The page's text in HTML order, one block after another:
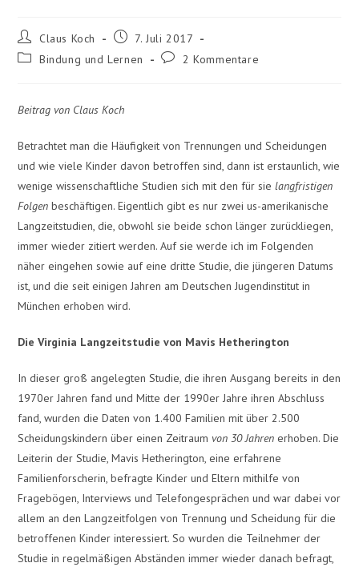
Claus Koch
7. Juli 2017
Bindung und Lernen
2 Kommentare
Beitrag von Claus Koch
Betrachtet man die Häufigkeit von Trennungen und Scheidungen
und wie viele Kinder davon betroffen sind, dann ist erstaunlich, wie
wenige wissenschaftliche Studien sich mit den für sielangfristigen
Folgen beschäftigen. Eigentlich gibt es nur zwei us-amerikanische
Langzeitstudien, die, obwohl sie beide schon länger zurückliegen,
immer wieder zitiert werden. Auf sie werde ich im Folgenden
näher eingehen sowie auf eine dritte Studie, die jüngeren Datums
ist, und die seit einigen Jahren am Deutschen Jugendinstitut in
München erhoben wird.
Die Virginia Langzeitstudie von Mavis Hetherington
In dieser groß angelegten Studie, die ihren Ausgang bereits in den
1970er Jahren fand und Mitte der 1990er Jahre ihren Abschluss
fand, wurden die Daten von 1.400 Familien mit über 2.500
Scheidungskindern über einen Zeitraum von 30 Jahren erhoben. Die
Leiterin der Studie, Mavis Hetherington, eine erfahrene
Familienforscherin, befragte Kinder und Eltern mithilfe von
Fragebögen, Interviews und Telefongesprächen und war dabei vor
allem an den Langzeitfolgen von Trennung und Scheidung für die
betroffenen Kinder interessiert. So wurden die Teilnehmer der
Studie in regelmäßigen Abständen immer wieder danach befragt,